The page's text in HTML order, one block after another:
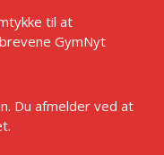
til at
GymNyt
Du afmelder ved at